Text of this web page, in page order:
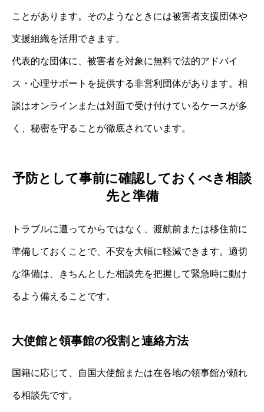
ことがあります。そのようなときには被害者支援団体や
支援組織を活用できます。
代表的な団体に、被害者を対象に無料で法的アドバイ
ス・心理サポートを提供する非営利団体があります。相
談はオンラインまたは対面で受け付けているケースが多
く、秘密を守ることが徹底されています。
予防として事前に確認しておくべき相談
先と準備
トラブルに遭ってからではなく、渡航前または移住前に
準備しておくことで、不安を大幅に軽減できます。適切
な準備は、きちんとした相談先を把握して緊急時に動け
るよう備えることです。
大使館と領事館の役割と連絡方法
国籍に応じて、自国大使館または在各地の領事館が頼れ
る相談先です。